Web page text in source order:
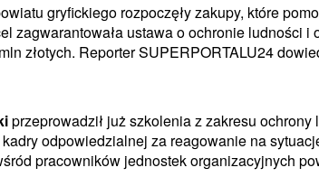
gryfickiego rozpoczęły zakupy, które
zagwarantowała ustawa o ochronie ludności
złotych. Reporter SUPERPORTALU24
przeprowadził już szkolenia z zakresu
odpowiedzialnej za reagowanie na
pracowników jednostek organizacyjnych